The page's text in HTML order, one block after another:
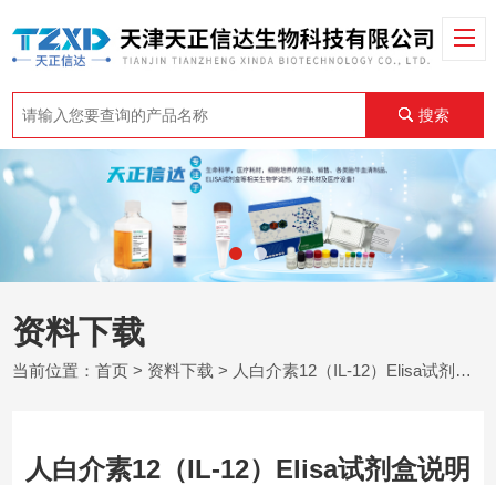
搜索
资料下载
当前位置：首页 > 资料下载 > 人白介素12（IL-12）Elisa试剂盒说明书
人白介素12（IL-12）Elisa试剂盒说明